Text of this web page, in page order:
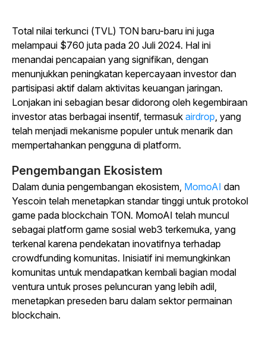
Total nilai terkunci (TVL) TON baru-baru ini juga
melampaui $760 juta pada 20 Juli 2024. Hal ini
menandai pencapaian yang signifikan, dengan
menunjukkan peningkatan kepercayaan investor dan
partisipasi aktif dalam aktivitas keuangan jaringan.
Lonjakan ini sebagian besar didorong oleh kegembiraan
investor atas berbagai insentif, termasuk airdrop, yang
telah menjadi mekanisme populer untuk menarik dan
mempertahankan pengguna di platform.
Pengembangan Ekosistem
Dalam dunia pengembangan ekosistem, MomoAI dan
Yescoin telah menetapkan standar tinggi untuk protokol
game pada blockchain TON. MomoAI telah muncul
sebagai platform game sosial web3 terkemuka, yang
terkenal karena pendekatan inovatifnya terhadap
crowdfunding komunitas. Inisiatif ini memungkinkan
komunitas untuk mendapatkan kembali bagian modal
ventura untuk proses peluncuran yang lebih adil,
menetapkan preseden baru dalam sektor permainan
blockchain.